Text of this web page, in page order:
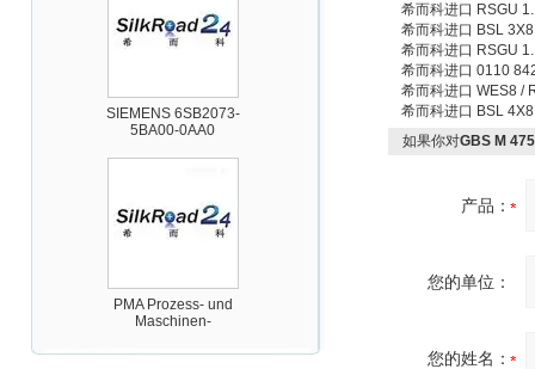
SIEMENS 6SB2073-
5BA00-0AA0
PMA Prozess- und
Maschinen-
Automation GmbH
希而科进口 RSGU
希而科进口 BSL
希而科进口 RSGU
希而科进口 0110
希而科进口 WES8 /
希而科进口 BSL
如果你对GBS M
产品：
您的单位：
您的姓名：